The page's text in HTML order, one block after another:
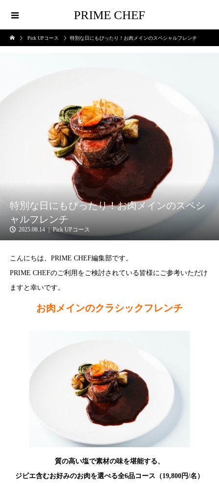
PRIME CHEF
Pick UPコース 特別な日にもぴったり！お肉メインのスペシャルフレンチ
特別な日にもぴったり！お肉メインのスペシ
ャルフレンチ
2025.08.14 Pick UPコース
こんにちは、PRIME CHEF編集部です。
PRIME CHEFのご利用をご検討されている皆様にご参考いただけ
ますと幸いです。
お肉メインのクラシックフレンチ
質の高い塩で素材の味を堪能する、
ジビエ含むお好みのお肉を選べる全6品コース（19,800円/名）